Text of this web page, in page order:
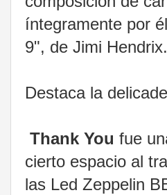
íntegramente por
9", de Jimi
Destaca la
Thank You fue
cierto espacio al
las Led Zeppelin